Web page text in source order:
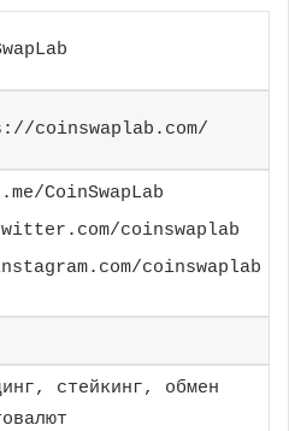
coinswaplab.com/
CoinSwapLab
coinswaplab
coinswaplab
стейкинг, обмен